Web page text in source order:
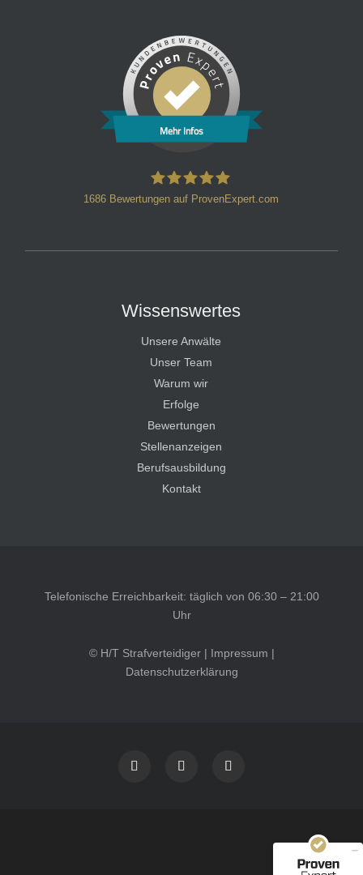
Mehr Infos
1686 Bewertungen auf ProvenExpert.com
Wissenswertes
Unsere Anwälte
Unser Team
Warum wir
Erfolge
Bewertungen
Stellenanzeigen
Berufsausbildung
Kontakt
Telefonische Erreichbarkeit: täglich von 06:30 – 21:00
Uhr
© H/T Strafverteidiger | Impressum |
Datenschutzerklärung
40